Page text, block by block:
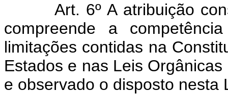
Art. 6º A atribuição
compreende a
limitações contidas na
Estados e nas Leis
e observado o disposto nesta